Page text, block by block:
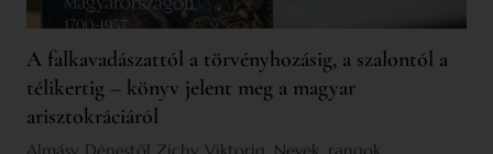
A falkavadászattól a törvényhozásig, a szalontól a
télikertig – könyv jelent meg a magyar
arisztokráciáról